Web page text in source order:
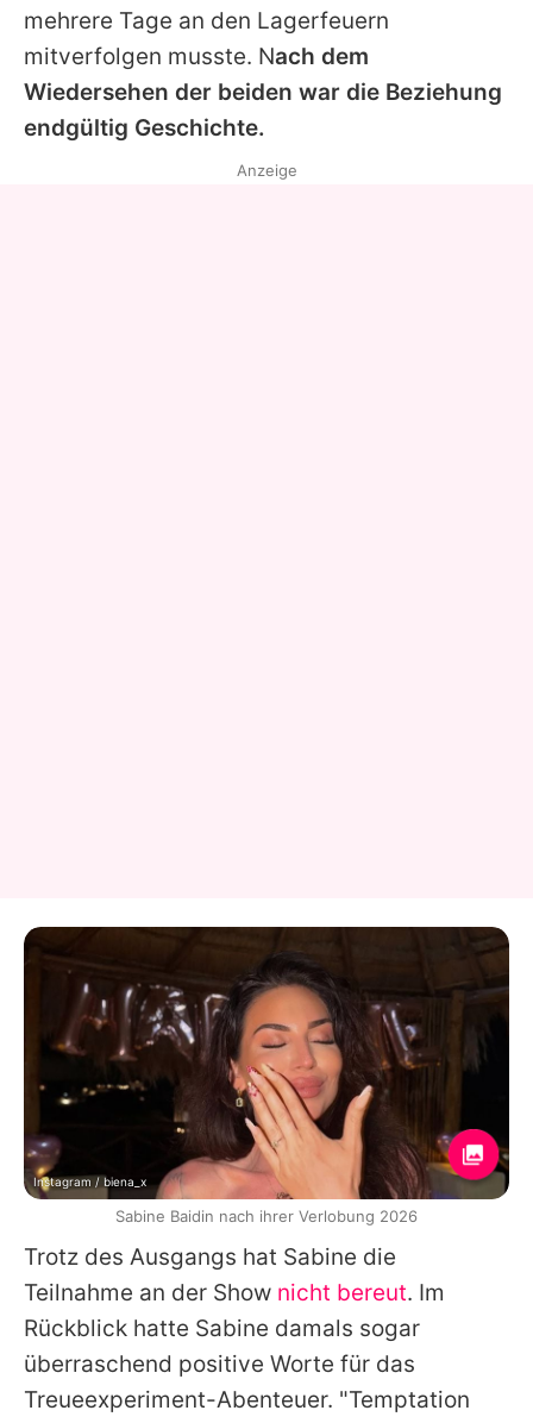
mehrere Tage an den Lagerfeuern
mitverfolgen musste. Nach dem
Wiedersehen der beiden war die Beziehung
endgültig Geschichte.
Trotz des Ausgangs hat Sabine die
Teilnahme an der Show nicht bereut. Im
Rückblick hatte Sabine damals sogar
überraschend positive Worte für das
Treueexperiment-Abenteuer. "Temptation
Anzeige
Instagram / biena_x
Sabine Baidin nach ihrer Verlobung 2026